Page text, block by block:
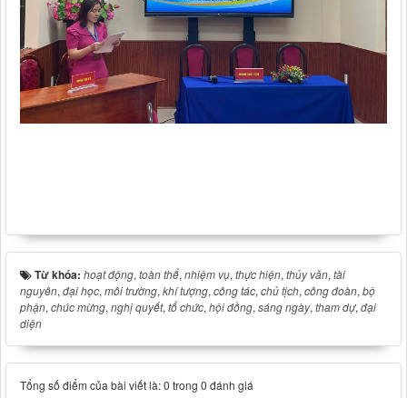
Từ khóa: hoạt động, toàn thể, nhiệm vụ, thực hiện, thủy văn, tài
nguyên, đại học, môi trường, khí tượng, công tác, chủ tịch, công đoàn, bộ
phận, chúc mừng, nghị quyết, tổ chức, hội đồng, sáng ngày, tham dự, đại
diện
Tổng số điểm của bài viết là: 0 trong 0 đánh giá